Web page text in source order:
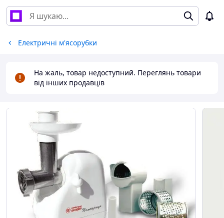
Електричні м'ясорубки
На жаль, товар недоступний. Переглянь товари
від інших продавців